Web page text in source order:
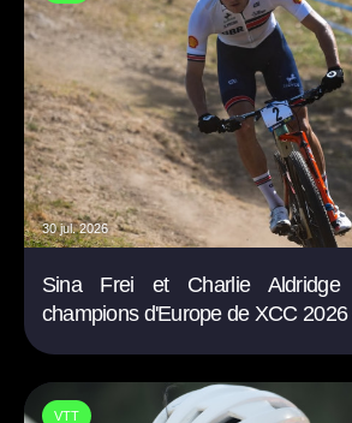
30 jul. 2026
Sina Frei et Charlie Aldridge
champions d'Europe de XCC
VTT